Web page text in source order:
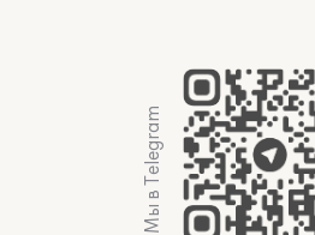
Мы в Telegram